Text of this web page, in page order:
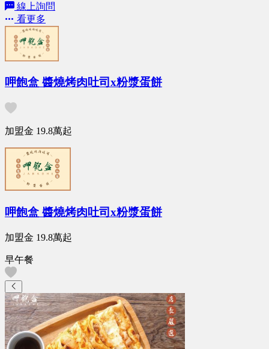
線上詢問
看更多
呷飽盒 醬燒烤肉吐司x粉漿蛋餅
加盟金 19.8萬起
呷飽盒 醬燒烤肉吐司x粉漿蛋餅
加盟金 19.8萬起
早午餐